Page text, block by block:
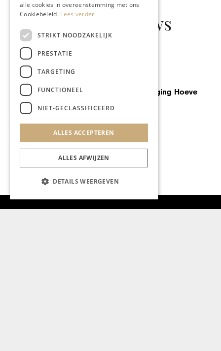
Gerelateerd nieuws
Annaline Doelen neemt
afscheid van Wijnrestaurant
Mes Amis
alle cookies in overeenstemming met ons
Cookiebeleid. Lees verder
STRIKT NOODZAKELIJK
PRESTATIE
TARGETING
FUNCTIONEEL
NIET-GECLASSIFICEERD
ALLES ACCEPTEREN
ALLES AFWIJZEN
DETAILS WEERGEVEN